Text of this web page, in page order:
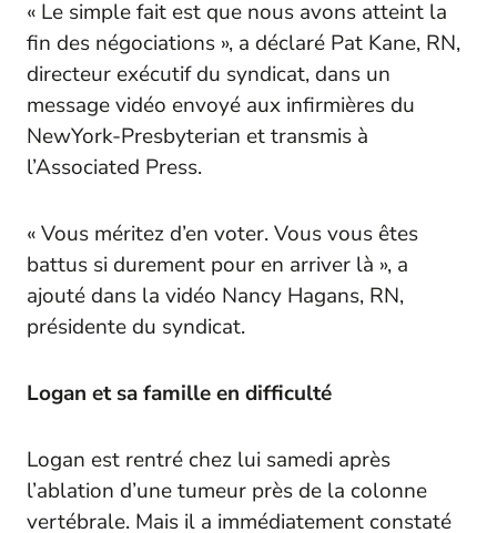
« Le simple fait est que nous avons atteint la
fin des négociations », a déclaré Pat Kane, RN,
directeur exécutif du syndicat, dans un
message vidéo envoyé aux infirmières du
NewYork-Presbyterian et transmis à
l’Associated Press.
« Vous méritez d’en voter. Vous vous êtes
battus si durement pour en arriver là », a
ajouté dans la vidéo Nancy Hagans, RN,
présidente du syndicat.
Logan et sa famille en difficulté
Logan est rentré chez lui samedi après
l’ablation d’une tumeur près de la colonne
vertébrale. Mais il a immédiatement constaté